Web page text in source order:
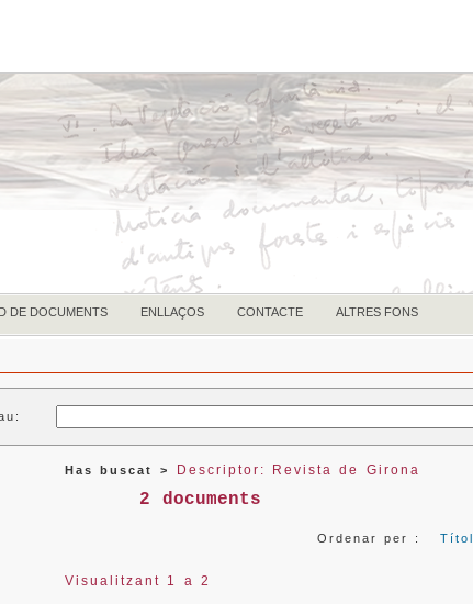
DE DOCUMENTS ENLLAÇOS CONTACTE ALTRES FONS
Has buscat > Descriptor: Revista de Girona
2 documents
Ordenar per :Títol
Visualitzant 1 a 2